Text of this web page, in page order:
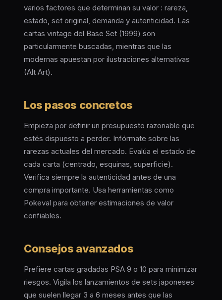
varios factores que determinan su valor : rareza,
estado, set original, demanda y autenticidad. Las
cartas vintage del Base Set (1999) son
particularmente buscadas, mientras que las
modernas apuestan por ilustraciones alternativas
(Alt Art).
Los pasos concretos
Empieza por definir un presupuesto razonable que
estés dispuesto a perder. Infórmate sobre las
rarezas actuales del mercado. Evalúa el estado de
cada carta (centrado, esquinas, superficie).
Verifica siempre la autenticidad antes de una
compra importante. Usa herramientas como
Pokeval para obtener estimaciones de valor
confiables.
Consejos avanzados
Prefiere cartas gradadas PSA 9 o 10 para minimizar
riesgos. Vigila los lanzamientos de sets japoneses
que suelen llegar 3 a 6 meses antes que las